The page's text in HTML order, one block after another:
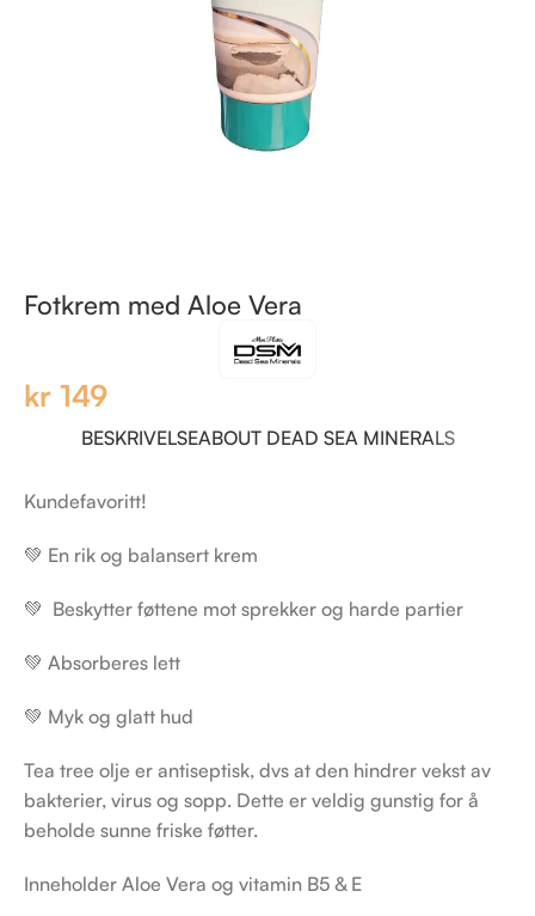
Fotkrem med Aloe Vera
kr 149
BESKRIVELSEABOUT DEAD SEA MINERALS
Kundefavoritt!
💚 En rik og balansert krem
💚 Beskytter føttene mot sprekker og harde partier
💚 Absorberes lett
💚 Myk og glatt hud
Tea tree olje er antiseptisk, dvs at den hindrer vekst av
bakterier, virus og sopp. Dette er veldig gunstig for å
beholde sunne friske føtter.
Inneholder Aloe Vera og vitamin B5 & E